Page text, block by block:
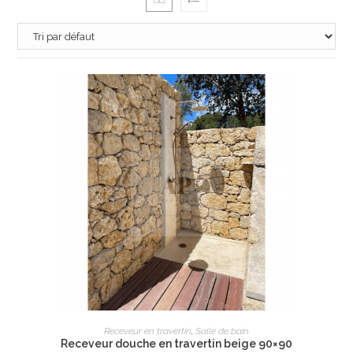
AJOUTER AU PANIER
Receveur en travertin, Salle de bain
Receveur douche en travertin beige 90×90